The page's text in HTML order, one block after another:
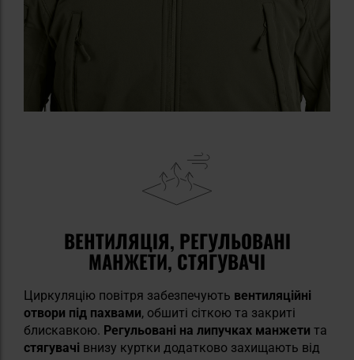
ВЕНТИЛЯЦІЯ, РЕГУЛЬОВАНІ
МАНЖЕТИ, СТЯГУВАЧІ
Циркуляцію повітря забезпечують вентиляційні
отвори під пахвами, обшиті сіткою та закриті
блискавкою. Регульовані на липучках манжети та
стягувачі внизу куртки додатково захищають від